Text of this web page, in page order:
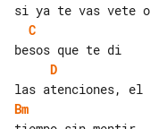
C
D
Bm